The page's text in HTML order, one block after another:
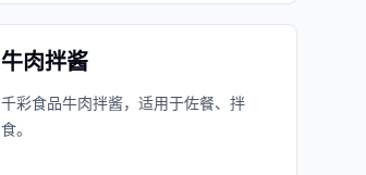
牛肉拌酱
千彩食品牛肉拌酱，适用于佐餐、拌
食。